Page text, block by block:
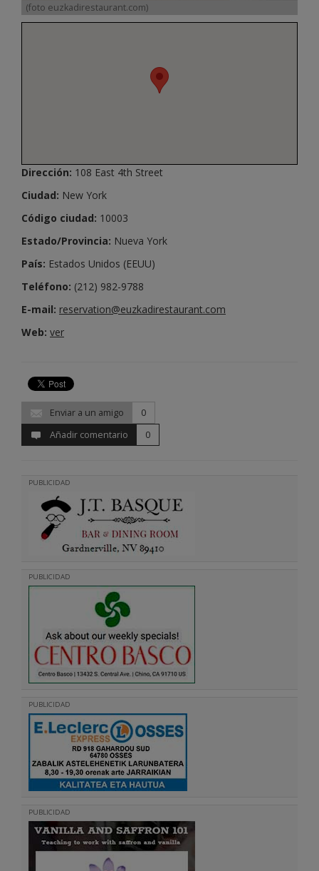
(foto euzkadirestaurant.com)
Dirección: 108 East 4th Street
Ciudad: New York
Código ciudad: 10003
Estado/Provincia: Nueva York
País: Estados Unidos (EEUU)
Teléfono: (212) 982-9788
E-mail: reservation@euzkadirestaurant.com
Web: ver
Enviar a un amigo
0
Añadir comentario
0
PUBLICIDAD
PUBLICIDAD
PUBLICIDAD
PUBLICIDAD